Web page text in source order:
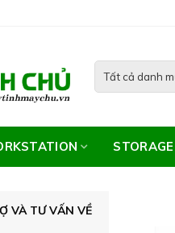
STORAGE
VÀ TƯ VẤN VỀ